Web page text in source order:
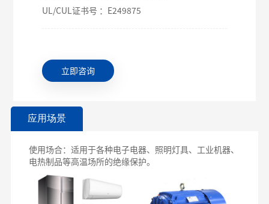
UL/CUL证书号 ：E249875
立即咨询
应用场景
使用场合：适用于各种电子电器、照明灯具、工业机器、
电热制品等高温场所的绝缘保护。